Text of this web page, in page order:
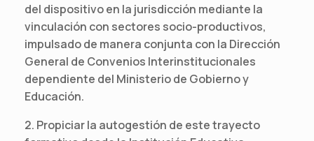
del dispositivo en la jurisdicción mediante la
vinculación con sectores socio-productivos,
impulsado de manera conjunta con la Dirección
General de Convenios Interinstitucionales
dependiente del Ministerio de Gobierno y
Educación.
2. Propiciar la autogestión de este trayecto